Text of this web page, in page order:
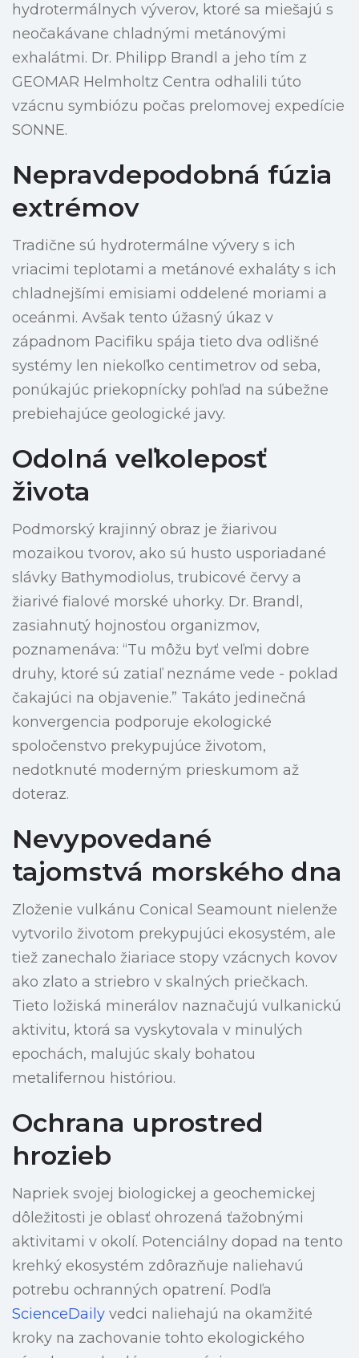
hydrotermálnych výverov, ktoré sa miešajú s
neočakávane chladnými metánovými
exhalátmi. Dr. Philipp Brandl a jeho tím z
GEOMAR Helmholtz Centra odhalili túto
vzácnu symbiózu počas prelomovej expedície
SONNE.
Nepravdepodobná fúzia
extrémov
Tradične sú hydrotermálne vývery s ich
vriacimi teplotami a metánové exhaláty s ich
chladnejšími emisiami oddelené moriami a
oceánmi. Avšak tento úžasný úkaz v
západnom Pacifiku spája tieto dva odlišné
systémy len niekoľko centimetrov od seba,
ponúkajúc priekopnícky pohľad na súbežne
prebiehajúce geologické javy.
Odolná veľkoleposť
života
Podmorský krajinný obraz je žiarivou
mozaikou tvorov, ako sú husto usporiadané
slávky Bathymodiolus, trubicové červy a
žiarivé fialové morské uhorky. Dr. Brandl,
zasiahnutý hojnosťou organizmov,
poznamenáva: “Tu môžu byť veľmi dobre
druhy, ktoré sú zatiaľ neznáme vede - poklad
čakajúci na objavenie.” Takáto jedinečná
konvergencia podporuje ekologické
spoločenstvo prekypujúce životom,
nedotknuté moderným prieskumom až
doteraz.
Nevypovedané
tajomstvá morského dna
Zloženie vulkánu Conical Seamount nielenže
vytvorilo životom prekypujúci ekosystém, ale
tiež zanechalo žiariace stopy vzácnych kovov
ako zlato a striebro v skalných priečkach.
Tieto ložiská minerálov naznačujú vulkanickú
aktivitu, ktorá sa vyskytovala v minulých
epochách, malujúc skaly bohatou
metalifernou históriou.
Ochrana uprostred
hrozieb
Napriek svojej biologickej a geochemickej
dôležitosti je oblasť ohrozená ťažobnými
aktivitami v okolí. Potenciálny dopad na tento
krehký ekosystém zdôrazňuje naliehavú
potrebu ochranných opatrení. Podľa
ScienceDaily vedci naliehajú na okamžité
kroky na zachovanie tohto ekologického